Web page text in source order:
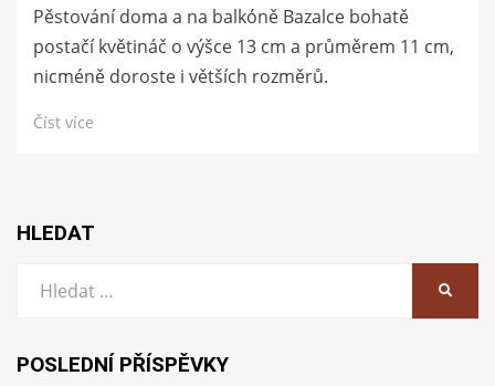
Pěstování doma a na balkóně Bazalce bohatě
postačí květináč o výšce 13 cm a průměrem 11 cm,
nicméně doroste i větších rozměrů.
Číst více
HLEDAT
POSLEDNÍ PŘÍSPĚVKY